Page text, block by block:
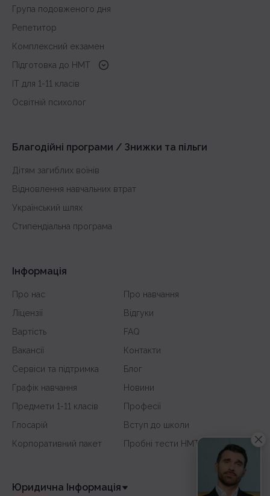
Група подовженого дня
Репетитор
Комплексний екзамен
Підготовка до HMT
з української мови
з історії України
IT для 1-11 класів
Освітній психолог
Благодійні програми / Знижки та пільги
Дітям загиблих воїнів
Відновлення навчальних втрат
Український шлях
Стипендіальна програма
Інформація
Про нас
Про навчання
Ліцензії
Відгуки
Вартість
FAQ
Вакансії
Контакти
Сервіси та підтримка
Блог
Графік навчання
Новини
Предмети 1-11 класів
Професії
Глосарій
Вступ до школи
Корпоративний пакет
Пробні тести НМТ
Юридична Інформація